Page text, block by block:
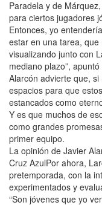
Paradela y de
para ciertos jugadores
Entonces, yo
estar en una tarea,
visualizando junto con
mediano plazo”,
Alarcón advierte que,
espacios para que
estancados como
Y es que muchos de
como grandes
primer equipo.
La opinión de Javier
Cruz AzulPor ahora,
pretemporada, con la
experimentados y
“Son jóvenes que yo